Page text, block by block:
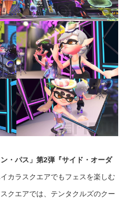
・パス」第2弾『サイド・オーダ
カラスクエアでもフェスを楽しむ
クエアでは、テンタクルズのクー